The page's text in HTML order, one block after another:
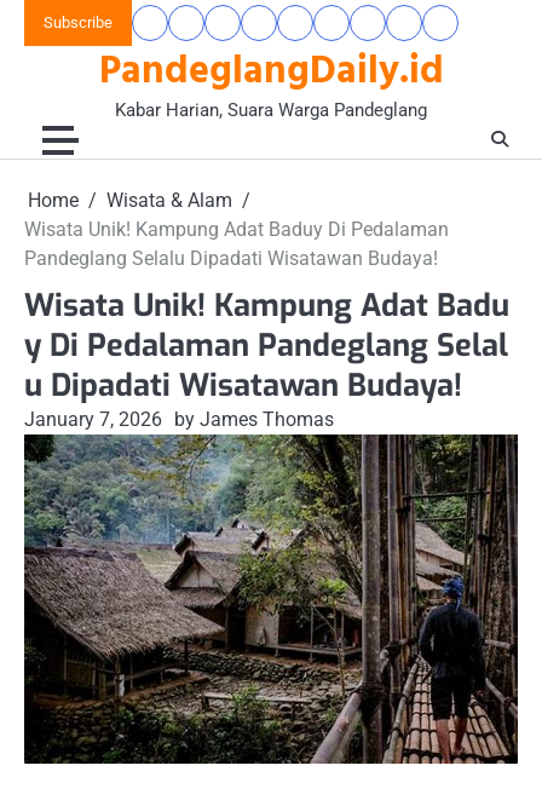
Subscribe
PandeglangDaily.id
Kabar Harian, Suara Warga Pandeglang
BerandaBanten
Raya
Gaya
Hidup
&
Komunitas
Hukum
Kriminal
Nasional
Opini
Wacana
Pandeglang
Today
Pendidikan
&
Kesehatan
Wisata
&
Home
Wisata & Alam
Wisata Unik! Kampung Adat Baduy Di Pedalaman
Pandeglang Selalu Dipadati Wisatawan Budaya!
Wisata Unik! Kampung Adat Badu
y Di Pedalaman Pandeglang Selal
u Dipadati Wisatawan Budaya!
January 7, 2026 by James Thomas